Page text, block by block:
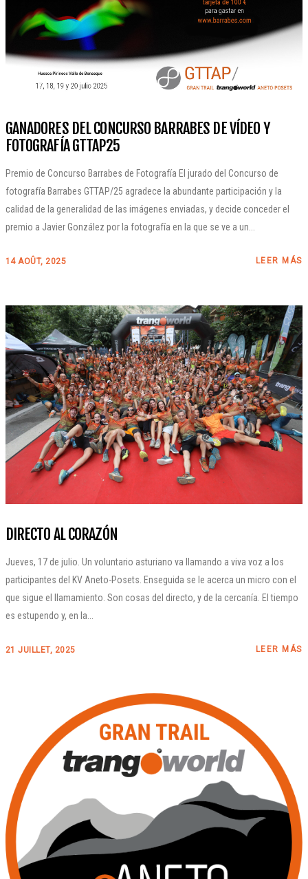
GANADORES DEL CONCURSO BARRABES DE VÍDEO Y
FOTOGRAFÍA GTTAP25
Premio de Concurso Barrabes de Fotografía El jurado del Concurso de
fotografía Barrabes GTTAP/25 agradece la abundante participación y la
calidad de la generalidad de las imágenes enviadas, y decide conceder el
premio a Javier González por la fotografía en la que se ve a un...
14 AOÛT, 2025 LEER MÁS
DIRECTO AL CORAZÓN
Jueves, 17 de julio. Un voluntario asturiano va llamando a viva voz a los
participantes del KV Aneto-Posets. Enseguida se le acerca un micro con el
que sigue el llamamiento. Son cosas del directo, y de la cercanía. El tiempo
es estupendo y, en la...
21 JUILLET, 2025 LEER MÁS